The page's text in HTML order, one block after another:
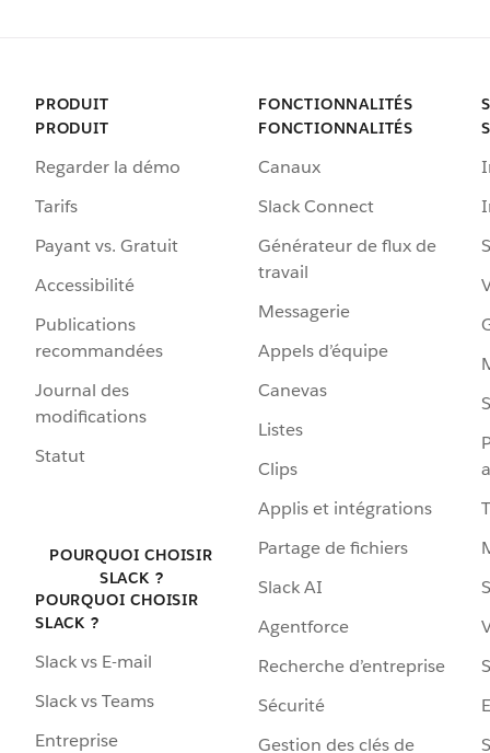
PRODUIT
PRODUIT
Regarder la démo
Tarifs
Payant vs. Gratuit
Accessibilité
Publications
recommandées
Journal des
modifications
Statut
POURQUOI CHOISIR
SLACK ?
POURQUOI CHOISIR
SLACK ?
Slack vs E-mail
Slack vs Teams
Entreprise
FONCTIONNALITÉS
FONCTIONNALITÉS
Canaux
Slack Connect
Générateur de flux de
travail
Messagerie
Appels d’équipe
Canevas
Listes
Clips
Applis et intégrations
Partage de fichiers
Slack AI
Agentforce
Recherche d’entreprise
Sécurité
Gestion des clés de